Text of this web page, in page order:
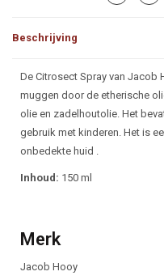
Beschrijving
Beschrijving
De Citrosect Spray van Jacob
muggen door de etherische
olie en zadelhoutolie. Het
gebruik met kinderen. Het is
onbedekte huid .
Inhoud: 150 ml
Merk
Jacob Hooy